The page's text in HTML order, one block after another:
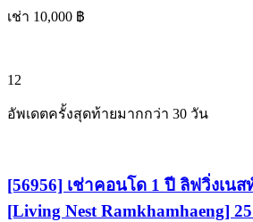
เช่า 10,000 ฿
12
อัพเดตครั้งสุดท้ายมากกว่า 30 วัน
[56956] เช่าคอนโด 1 ปี ลิฟวิ่งเน
[Living Nest Ramkhamhaeng]